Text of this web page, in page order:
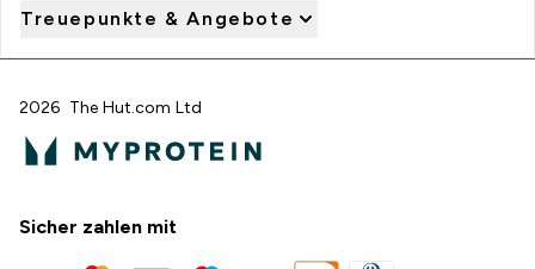
Treuepunkte & Angebote
2026 The Hut.com Ltd
Sicher zahlen mit